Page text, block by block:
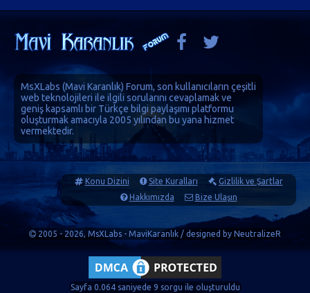
MsXLabs (Mavi Karanlık) Forum, son kullanıcıların çeşitli
web teknolojileri ile ilgili sorularını cevaplamak ve
geniş kapsamlı bir Türkçe bilgi paylaşımı platformu
oluşturmak amacıyla 2005 yılından bu yana hizmet
vermektedir.
Konu Dizini Site Kuralları
Gizlilik ve Şartlar
Hakkımızda
Bize Ulaşın
2005 - 2026, MsXLabs - MaviKaranlık / designed by NeutralizeR
Sayfa 0.064 saniyede 9 sorgu ile oluşturuldu